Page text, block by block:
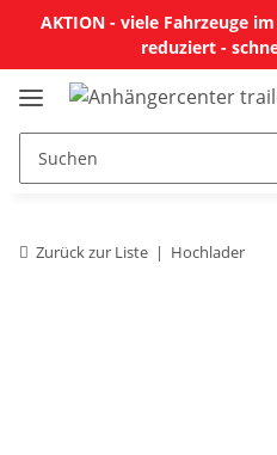
AKTION - viele Fahrzeuge
reduziert -
Zurück zur Liste Hochlader